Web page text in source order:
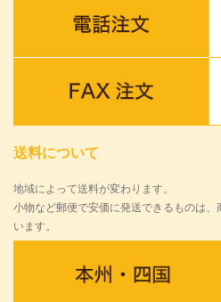
送料について
地域によって送料が変わります。
小物など郵便で安価に発送できるものは
います。